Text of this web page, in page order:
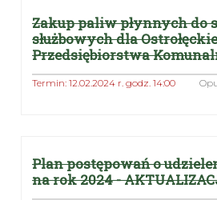
Zakup paliw płynnych do
służbowych dla
Przedsiębiorstwa
Termin: 12.02.2024 r. godz. 14:00
Plan postępowań o
na rok 2024 -